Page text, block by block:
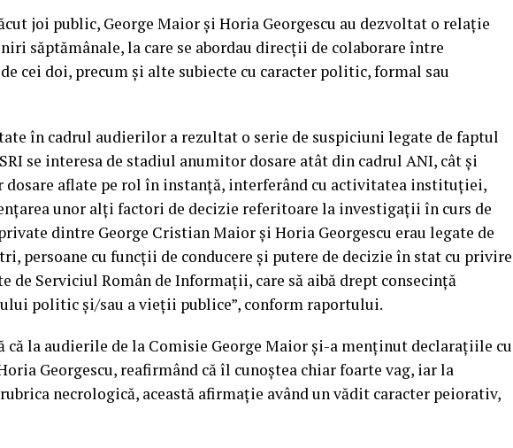
joi public, George Maior şi Horia Georgescu au dezvoltat o relaţie
săptămânale, la care se abordau direcţii de colaborare între
cei doi, precum şi alte subiecte cu caracter politic, formal sau
în cadrul audierilor a rezultat o serie de suspiciuni legate de faptul
se interesa de stadiul anumitor dosare atât din cadrul ANI, cât şi
dosare aflate pe rol în instanţă, interferând cu activitatea instituţiei,
unor alţi factori de decizie referitoare la investigaţii în curs de
dintre George Cristian Maior şi Horia Georgescu erau legate de
persoane cu funcţii de conducere şi putere de decizie în stat cu privire
de Serviciul Român de Informaţii, care să aibă drept consecinţă
politic şi/sau a vieţii publice”, conform raportului.
că la audierile de la Comisie George Maior şi-a menţinut declaraţiile cu
Georgescu, reafirmând că îl cunoştea chiar foarte vag, iar la
necrologică, această afirmaţie având un vădit caracter peiorativ,